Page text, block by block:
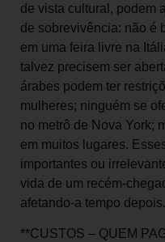
de vista cultural, podem
de sobrevivência: não é
em uma feira livre na
talvez precisem ser
árabes podem ter
mulheres; ninguém se
no metrô de Nova York;
em muitos lugares.
importantes ou
vida de um recém-
afetando-a tempo depois.
**CUSTOS – QUEM